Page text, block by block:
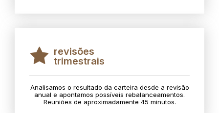
revisões
trimestrais
Analisamos o resultado da carteira desde a revisão
anual e apontamos possíveis rebalanceamentos.
Reuniões de aproximadamente 45 minutos.